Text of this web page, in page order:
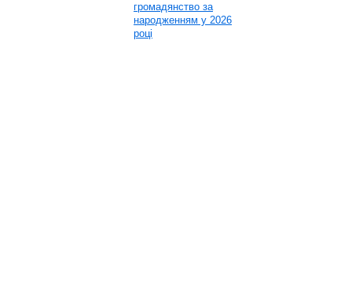
громадянство за
народженням у 2026
році